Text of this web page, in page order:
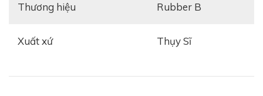
Thương hiệu Rubber B
Xuất xứ Thụy Sĩ